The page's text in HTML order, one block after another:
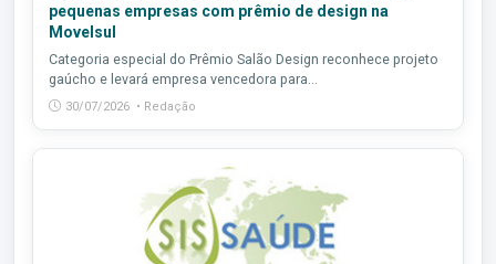
pequenas empresas com prêmio de design na
Movelsul
Categoria especial do Prêmio Salão Design reconhece projeto
gaúcho e levará empresa vencedora para...
30/07/2026 • Redação